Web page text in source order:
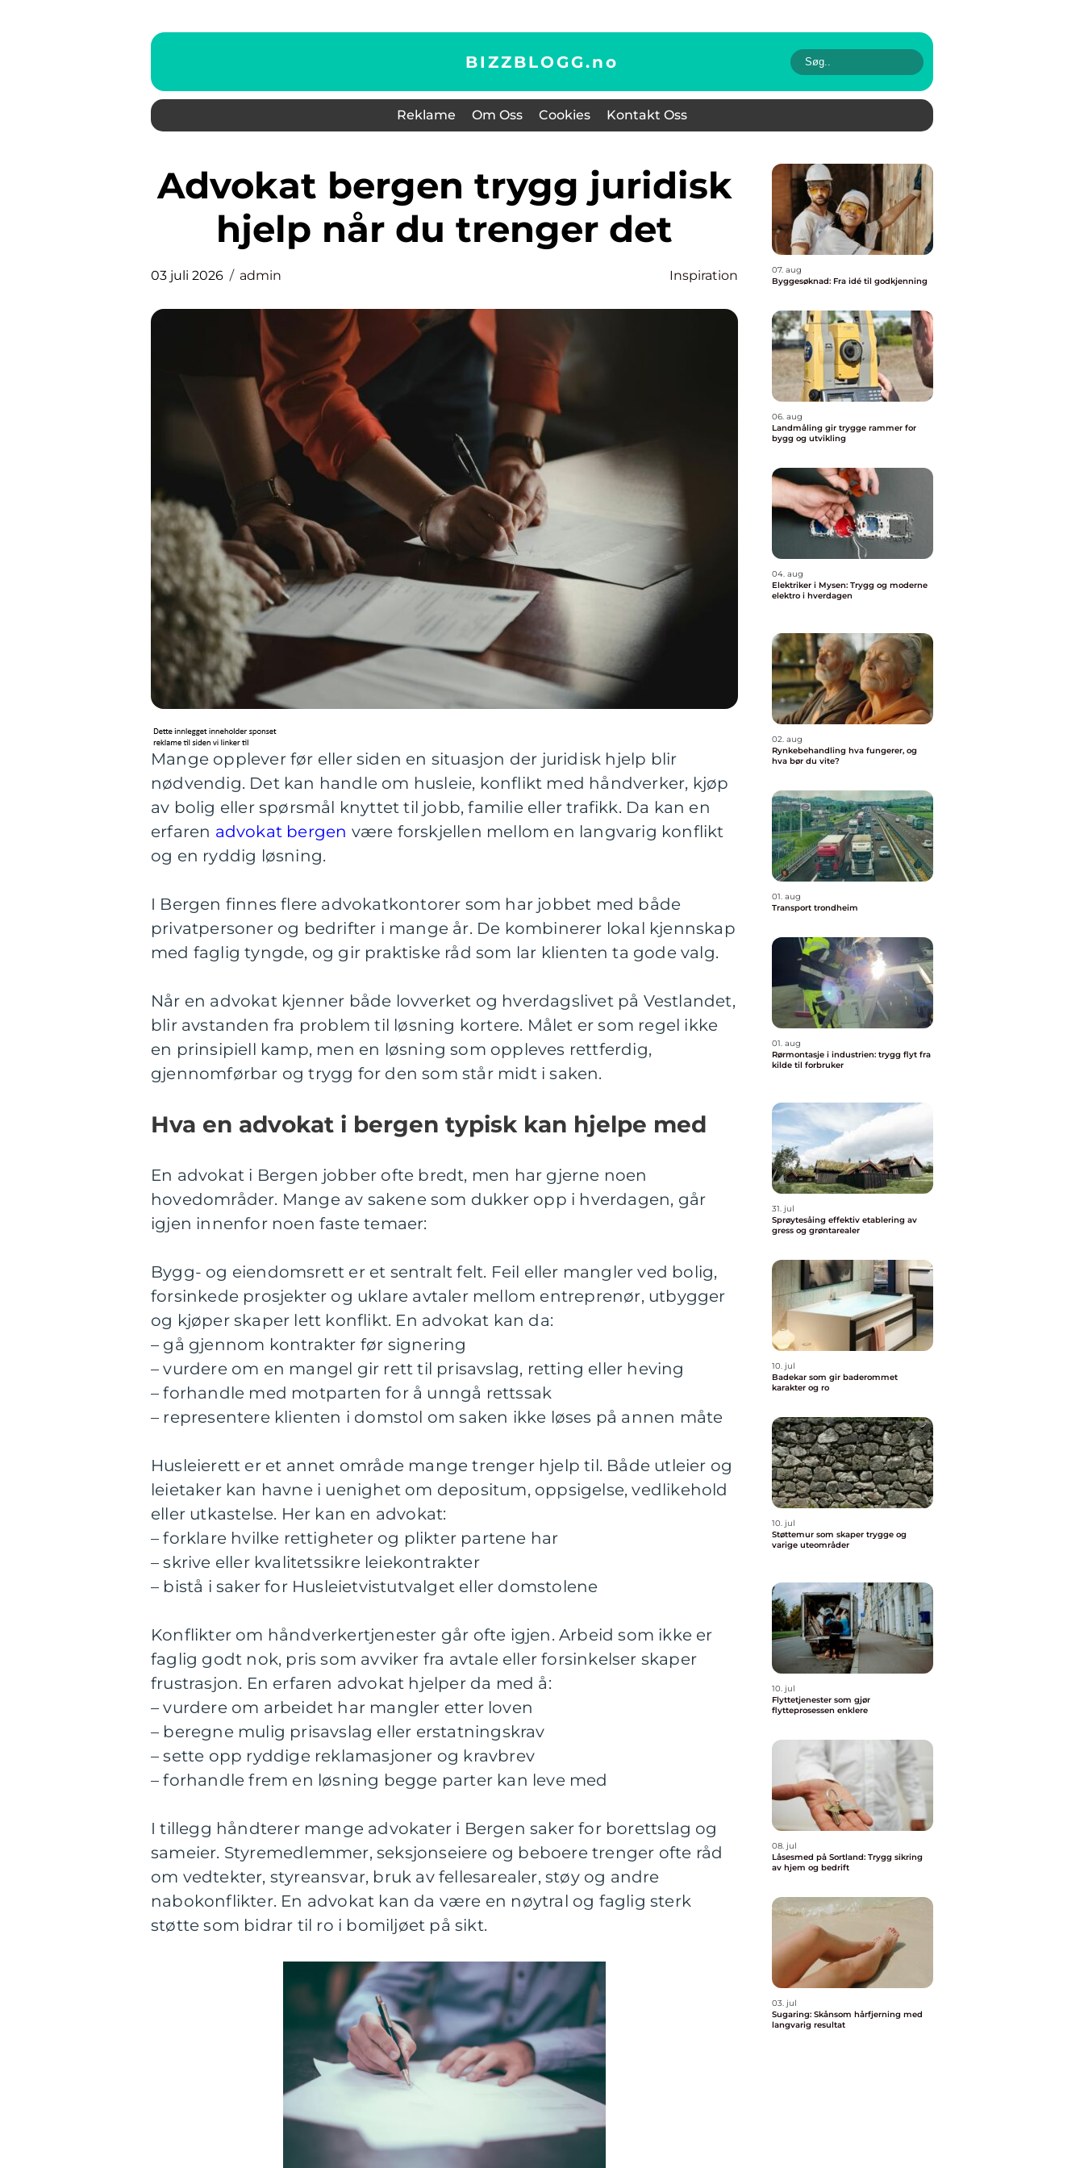
BIZZBLOGG.no
Reklame Om Oss Cookies Kontakt Oss
Advokat bergen trygg juridisk
hjelp når du trenger det
03 juli 2026 admin Inspiration
Mange opplever før eller siden en situasjon der juridisk hjelp blir
nødvendig. Det kan handle om husleie, konflikt med håndverker, kjøp
av bolig eller spørsmål knyttet til jobb, familie eller trafikk. Da kan en
erfaren advokat bergen være forskjellen mellom en langvarig konflikt
og en ryddig løsning.
I Bergen finnes flere advokatkontorer som har jobbet med både
privatpersoner og bedrifter i mange år. De kombinerer lokal kjennskap
med faglig tyngde, og gir praktiske råd som lar klienten ta gode valg.
Når en advokat kjenner både lovverket og hverdagslivet på Vestlandet,
blir avstanden fra problem til løsning kortere. Målet er som regel ikke
en prinsipiell kamp, men en løsning som oppleves rettferdig,
gjennomførbar og trygg for den som står midt i saken.
Hva en advokat i bergen typisk kan hjelpe med
En advokat i Bergen jobber ofte bredt, men har gjerne noen
hovedområder. Mange av sakene som dukker opp i hverdagen, går
igjen innenfor noen faste temaer:
Bygg- og eiendomsrett er et sentralt felt. Feil eller mangler ved bolig,
forsinkede prosjekter og uklare avtaler mellom entreprenør, utbygger
og kjøper skaper lett konflikt. En advokat kan da:
– gå gjennom kontrakter før signering
– vurdere om en mangel gir rett til prisavslag, retting eller heving
– forhandle med motparten for å unngå rettssak
– representere klienten i domstol om saken ikke løses på annen måte
Husleierett er et annet område mange trenger hjelp til. Både utleier og
leietaker kan havne i uenighet om depositum, oppsigelse, vedlikehold
eller utkastelse. Her kan en advokat:
– forklare hvilke rettigheter og plikter partene har
– skrive eller kvalitetssikre leiekontrakter
– bistå i saker for Husleietvistutvalget eller domstolene
Konflikter om håndverkertjenester går ofte igjen. Arbeid som ikke er
faglig godt nok, pris som avviker fra avtale eller forsinkelser skaper
frustrasjon. En erfaren advokat hjelper da med å:
– vurdere om arbeidet har mangler etter loven
– beregne mulig prisavslag eller erstatningskrav
– sette opp ryddige reklamasjoner og kravbrev
– forhandle frem en løsning begge parter kan leve med
I tillegg håndterer mange advokater i Bergen saker for borettslag og
sameier. Styremedlemmer, seksjonseiere og beboere trenger ofte råd
om vedtekter, styreansvar, bruk av fellesarealer, støy og andre
nabokonflikter. En advokat kan da være en nøytral og faglig sterk
støtte som bidrar til ro i bomiljøet på sikt.
07. aug
Byggesøknad: Fra idé til godkjenning
06. aug
Landmåling gir trygge rammer for
bygg og utvikling
04. aug
Elektriker i Mysen: Trygg og moderne
elektro i hverdagen
02. aug
Rynkebehandling hva fungerer, og
hva bør du vite?
01. aug
Transport trondheim
01. aug
Rørmontasje i industrien: trygg flyt fra
kilde til forbruker
31. jul
Sprøytesåing effektiv etablering av
gress og grøntarealer
10. jul
Badekar som gir baderommet
karakter og ro
10. jul
Støttemur som skaper trygge og
varige uteområder
10. jul
Flyttetjenester som gjør
flytteprosessen enklere
08. jul
Låsesmed på Sortland: Trygg sikring
av hjem og bedrift
03. jul
Sugaring: Skånsom hårfjerning med
langvarig resultat